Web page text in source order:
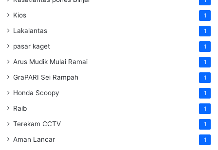
Kios 1
Lakalantas 1
pasar kaget 1
Arus Mudik Mulai Ramai 1
GraPARI Sei Rampah 1
Honda Scoopy 1
Raib 1
Terekam CCTV 1
Aman Lancar 1